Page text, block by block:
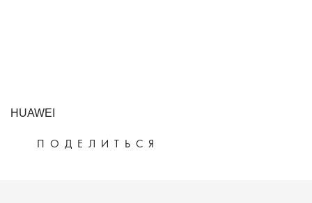
HUAWEI
ПОДЕЛИТЬСЯ